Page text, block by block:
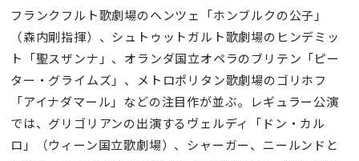
フランクフルト歌劇場のヘンツェ「ホンブルクの公子」
（森内剛指揮）、シュトゥットガルト歌劇場のヒンデミッ
ト「聖スザンナ」、オランダ国立オペラのブリテン「ピー
ター・グライムズ」、メトロポリタン歌劇場のゴリホフ
「アイナダマール」などの注目作が並ぶ。レギュラー公演
では、グリゴリアンの出演するヴェルディ「ドン・カル
ロ」（ウィーン国立歌劇場）、シャーガー、ニールンドと